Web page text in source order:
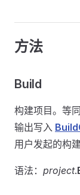
方法
Build
构建项目。等
输出写入
用户发起的构
语法： project.